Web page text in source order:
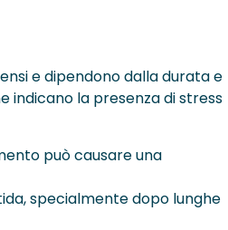
e dipendono dalla durata e
indicano la presenza di stress
può causare una
specialmente dopo lunghe